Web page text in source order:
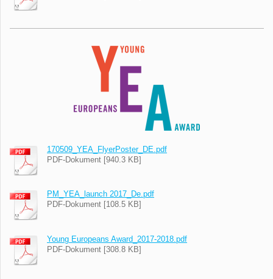
170509_YEA_FlyerPoster_DE.pdf
PDF-Dokument [940.3 KB]
PM_YEA_launch 2017_De.pdf
PDF-Dokument [108.5 KB]
Young Europeans Award_2017-2018.pdf
PDF-Dokument [308.8 KB]